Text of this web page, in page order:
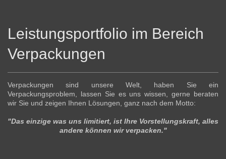
Leistungsportfolio im Bereich
Verpackungen
Verpackungen sind unsere Welt, haben Sie ein
Verpackungsproblem, lassen Sie es uns wissen, gerne beraten
wir Sie und zeigen Ihnen Lösungen, ganz nach dem Motto:
"Das einzige was uns limitiert, ist Ihre Vorstellungskraft, alles
andere können wir verpacken."